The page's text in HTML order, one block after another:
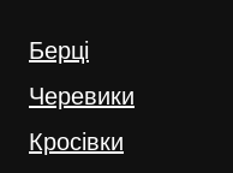
Берці
Черевики
Кросівки